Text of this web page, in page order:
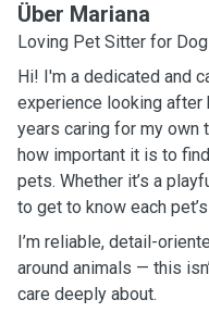
Über Mariana
Loving Pet Sitter for
Hi! I'm a dedicated and
experience looking after
years caring for my own
how important it is to
pets. Whether it’s a
to get to know each
I’m reliable, detail-
around animals — this
care deeply about.